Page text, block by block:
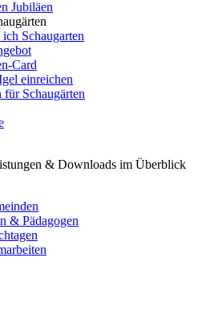
Jubiläen
Schaugarten
Card
einreichen
für Schaugärten
& Downloads im Überblick
& Pädagogen